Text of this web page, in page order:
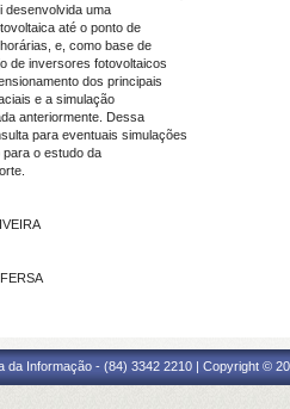
desenvolvida uma
até o ponto de
e, como base de
de inversores fotovoltaicos
dos principais
e a simulação
anteriormente. Dessa
para eventuais simulações
o estudo da
da Informação - (84) 3342 2210 | Copyright ©